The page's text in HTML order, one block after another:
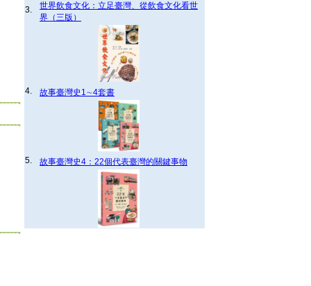
3.
世界飲食文化：立足臺灣、從飲食文化看世
界（三版）
4. 故事臺灣史1∼4套書
5. 故事臺灣史4：22個代表臺灣的關鍵事物